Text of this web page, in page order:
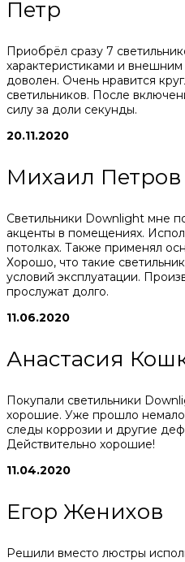
Петр
Приобрёл сразу 7
характеристиками и
доволен. Очень нравится
светильников. После
силу за доли секунды.
20.11.2020
Михаил Петров
Светильники Downlight мне
акценты в помещениях.
потолках. Также применял
Хорошо, что такие
условий эксплуатации.
прослужат долго.
11.06.2020
Анастасия
Покупали светильники
хорошие. Уже прошло
следы коррозии и другие
Действительно хорошие!
11.04.2020
Егор Женихов
Решили вместо люстры